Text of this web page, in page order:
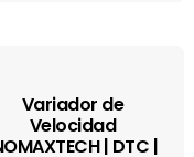
Variador de
Velocidad
| DTC |